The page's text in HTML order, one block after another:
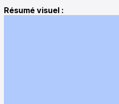
Résumé visuel :